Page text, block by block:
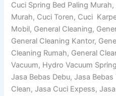
Cuci Spring Bed Paling
Murah, Cuci Toren, Cuci
Mobil, General Cleaning,
General Cleaning Kantor,
Cleaning Rumah, General
Vacuum, Hydro Vacuum
Jasa Bebas Debu, Jasa
Clean, Jasa Cuci Expess,